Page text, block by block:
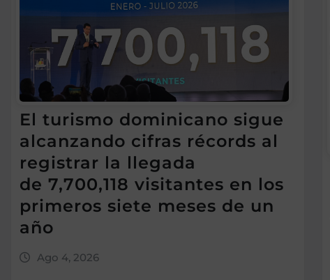
El turismo dominicano sigue
alcanzando cifras récords al
registrar la llegada
de 7,700,118 visitantes en los
primeros siete meses de un
año
Ago 4, 2026